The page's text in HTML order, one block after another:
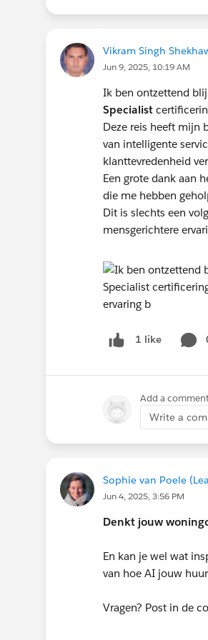
Vikram Singh
Jun 9, 2025, 10:19 AM
Ik ben ontzettend
Specialist
Deze reis heeft mijn
van intelligente
klanttevredenheid
Een grote dank aan
die me hebben
Dit is slechts een
mensgerichtere
1 like
Add a
Write a
Sophie van Poele
Jun 4, 2025, 3:56 PM
Denkt jouw
En kan je wel wat
van hoe AI jouw
Vragen? Post in de